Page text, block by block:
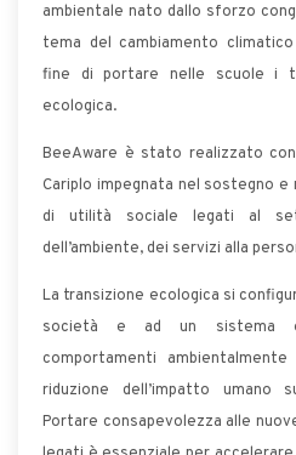
ambientale nato dallo sforzo
tema del cambiamento
fine di portare nelle scuole i
ecologica.
BeeAware è stato realizzato
Cariplo impegnata nel sostegno
di utilità sociale legati al
dell’ambiente, dei servizi alla
La transizione ecologica si
società e ad un sistema
comportamenti
riduzione dell’impatto umano
Portare consapevolezza alle